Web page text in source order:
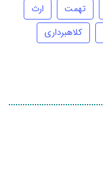
تهمت
ارث
کلاهبرداری